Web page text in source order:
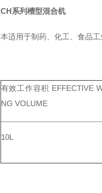
CH系列槽型混合机
本适用于制药、化工、食品
有效工作容积 EFFECTIVE
NG VOLUME
10L